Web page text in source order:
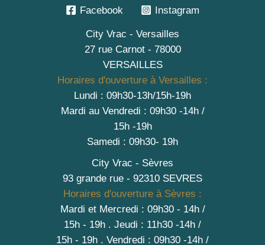
Facebook Instagram
City Vrac - Versailles
27 rue Carnot - 78000
VERSAILLES
Horaires d'ouverture à Versailles :
Lundi : 09h30-13h/15h-19h
Mardi au Vendredi : 09h30 -14h /
15h -19h
Samedi : 09h30- 19h
City Vrac - Sèvres
93 grande rue - 92310 SEVRES
Horaires d'ouverture à Sèvres :
Mardi et Mercredi : 09h30 - 14h /
15h - 19h . Jeudi : 11h30 -14h /
15h - 19h . Vendredi : 09h30 -14h /